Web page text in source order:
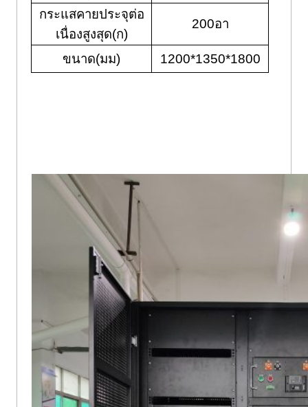
กระแสคายประจุต่อ
เนื่องสูงสุด(ก)
200อา
ขนาด(มม) 1200*1350*1800